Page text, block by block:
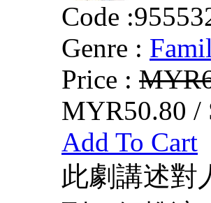
Code :
Genre :
Price :
MYR50.80 /
Add To Cart
此劇講述對